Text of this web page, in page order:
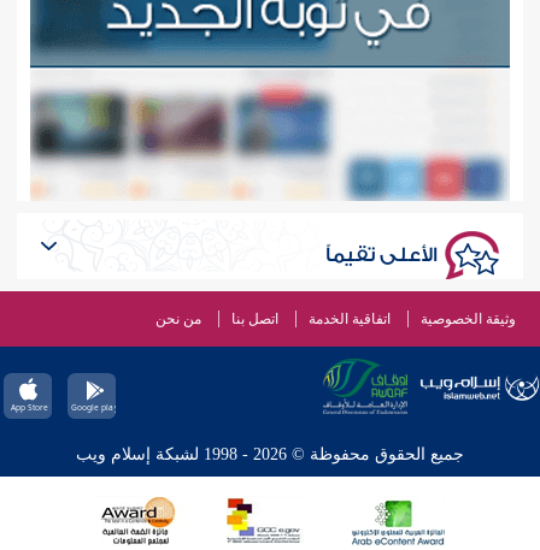
الأعلى تقيماً
وثيقة الخصوصية اتفاقية الخدمة اتصل بنا من نحن
جميع الحقوق محفوظة © 2026 - 1998 لشبكة إسلام ويب